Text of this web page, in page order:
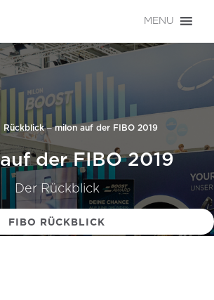
MENU
Rückblick – milon auf der FIBO 2019
der FIBO 2019
Der Rückblick
FIBO RÜCKBLICK